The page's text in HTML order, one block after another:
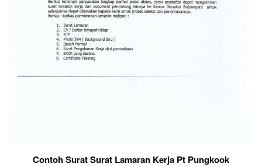
Contoh Surat Surat Lamaran Kerja Pt Pungkook